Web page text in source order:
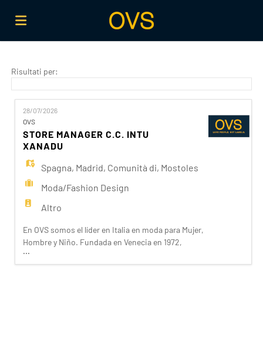
Offerte
di
lavoro
Carica
il
Login
EN
Risultati per:
28/07/2026
OVS
STORE MANAGER C.C. INTU
XANADU
Spagna, Madrid, Comunità di, Mostoles
Moda/Fashion Design
Altro
En OVS somos el líder en Italia en moda para Mujer,
Hombre y Niño. Fundada en Venecia en 1972,
contamos con más de 1.200 tiendas en todo el
mundo y ofrecemos un estilo italiano
...